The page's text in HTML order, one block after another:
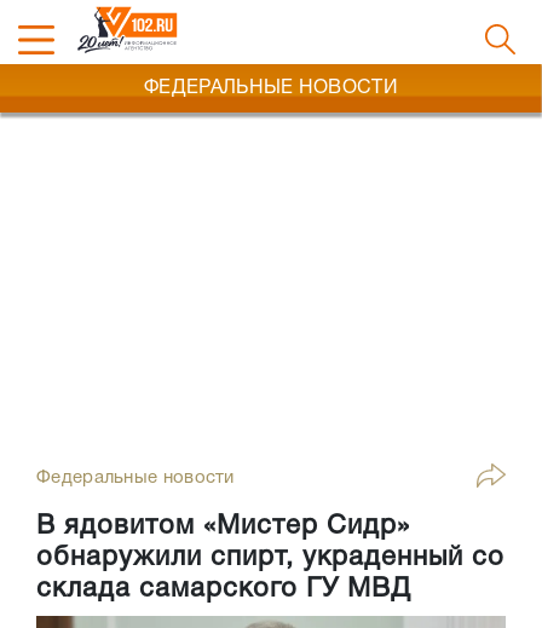
ФЕДЕРАЛЬНЫЕ НОВОСТИ
Федеральные новости
В ядовитом «Мистер Сидр»
обнаружили спирт, украденный со
склада самарского ГУ МВД